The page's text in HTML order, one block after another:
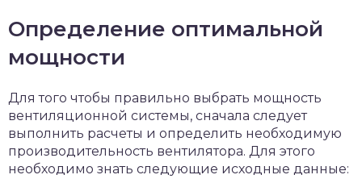
Определение оптимальной
мощности
Для того чтобы правильно выбрать мощность
вентиляционной системы, сначала следует
выполнить расчеты и определить необходимую
производительность вентилятора. Для этого
необходимо знать следующие исходные данные: